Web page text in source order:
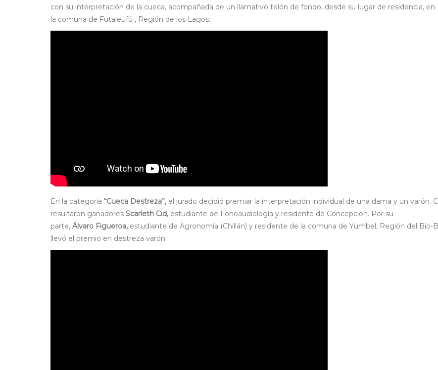
con su interpretación de la cueca, acompañada de un llamativo telón de fondo, desde su lugar de residencia, en
la comuna de Futaleufú , Región de los Lagos:
En la categoría “Cueca Destreza”, el jurado decidió premiar la interpretación individual de una dama y un varón.
resultaron ganadores Scarleth Cid, estudiante de Fonoaudiología y residente de Concepción. Por su
parte, Álvaro Figueroa, estudiante de Agronomía (Chillán) y residente de la comuna de Yumbel, Región del Bío-
llevó el premio en destreza varón: